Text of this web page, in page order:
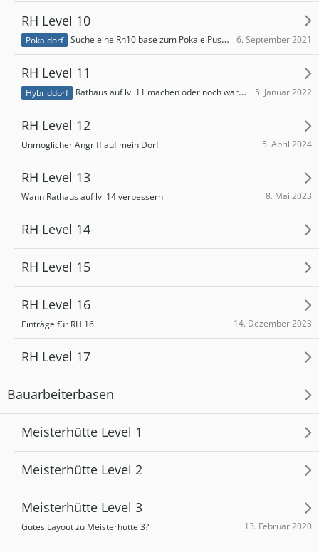
RH Level 10
Pokaldorf Suche eine Rh10 base zum Pokale Pushen 6. September 2021
RH Level 11
Hybriddorf Rathaus auf lv. 11 machen oder noch warten? 5. Januar 2022
RH Level 12
Unmöglicher Angriff auf mein Dorf 5. April 2024
RH Level 13
Wann Rathaus auf lvl 14 verbessern 8. Mai 2023
RH Level 14
RH Level 15
RH Level 16
Einträge für RH 16 14. Dezember 2023
RH Level 17
Bauarbeiterbasen
Meisterhütte Level 1
Meisterhütte Level 2
Meisterhütte Level 3
Gutes Layout zu Meisterhütte 3? 13. Februar 2020